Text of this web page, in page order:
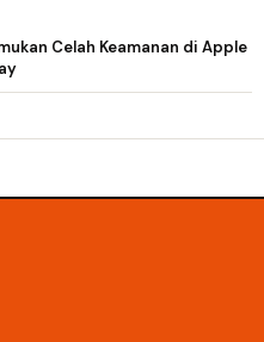
Celah Keamanan di Apple